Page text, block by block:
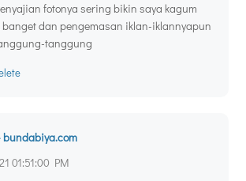
fotonya sering bikin saya kagum
banget dan pengemasan iklan-iklannyapun
tanggung
01:51:00 PM